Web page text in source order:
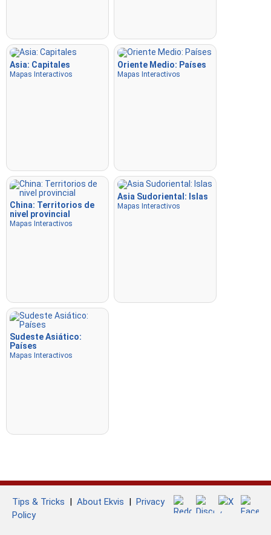
Asia: Capitales
Mapas Interactivos
Oriente Medio: Países
Mapas Interactivos
China: Territorios de
nivel provincial
Mapas Interactivos
Asia Sudoriental: Islas
Mapas Interactivos
Sudeste Asiático:
Países
Mapas Interactivos
Tips & Tricks | About Ekvis | Privacy
Policy